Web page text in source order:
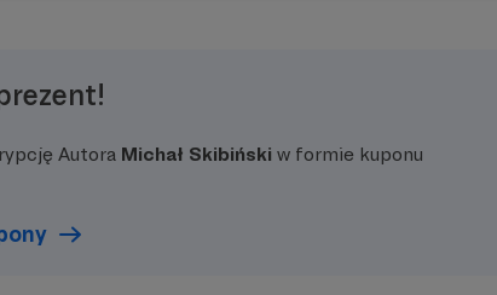
Autora Michał Skibiński w formie kuponu